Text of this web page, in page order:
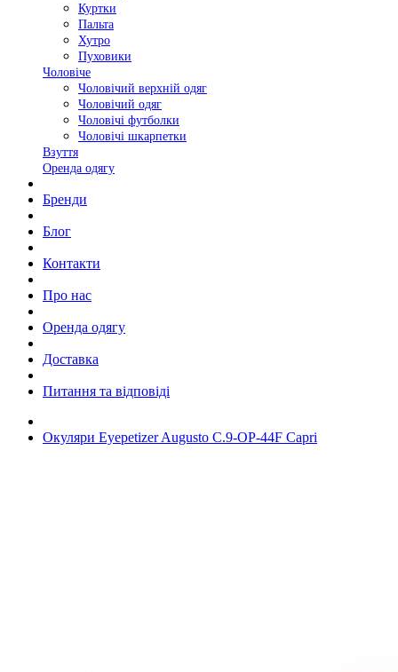
Куртки
Пальта
Хутро
Пуховики
Чоловіче
Чоловічий верхній одяг
Чоловічий одяг
Чоловічі футболки
Чоловічі шкарпетки
Взуття
Оренда одягу
Бренди
Блог
Контакти
Про нас
Оренда одягу
Доставка
Питання та відповіді
Окуляри Eyepetizer Augusto C.9-OP-44F Capri